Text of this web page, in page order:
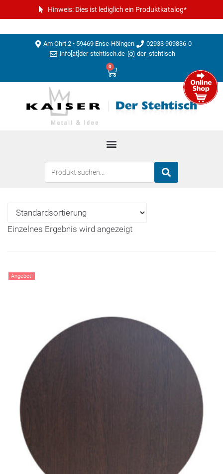
Hinweis: Dies ist lediglich ein Produktkatalog*
Am Ohrt 2 • 59469 Ense-Höingen
02933 909836-0
info[at]der-stehtisch.de
der_stehtisch
0
Einzelnes Ergebnis wird angezeigt
Angebot!